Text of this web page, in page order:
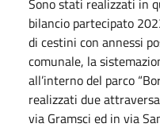
bilancio partecipato
di cestini con annessi
comunale, la
all’interno del parco
realizzati due
via Gramsci ed in via